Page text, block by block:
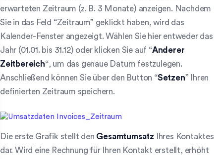
erwarteten Zeitraum (z. B. 3 Monate) anzeigen. Nachdem
Sie in das Feld “Zeitraum” geklickt haben, wird das
Kalender-Fenster angezeigt. Wählen Sie hier entweder das
Jahr (01.01. bis 31.12) oder klicken Sie auf “Anderer
Zeitbereich“, um das genaue Datum festzulegen.
Anschließend können Sie über den Button “Setzen” Ihren
definierten Zeitraum speichern.
Die erste Grafik stellt den Gesamtumsatz Ihres Kontaktes
dar. Wird eine Rechnung für Ihren Kontakt erstellt, erhöht